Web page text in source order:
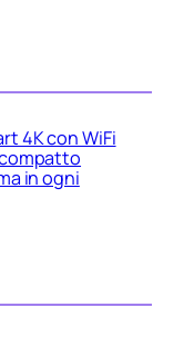
4K con WiFi
in ogni